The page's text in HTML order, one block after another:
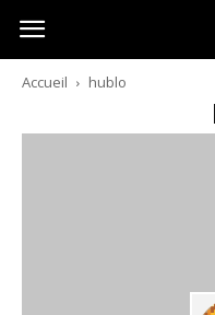
Australia-
australie.com
Accueil hublo